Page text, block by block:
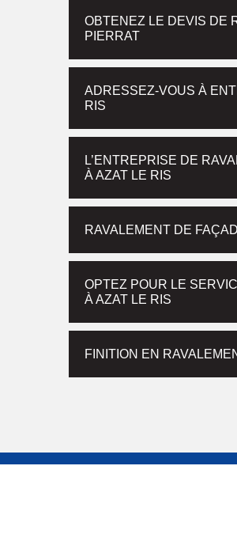
OBTENEZ LE DEVIS DE
PIERRAT
ADRESSEZ-VOUS À
RIS
L’ENTREPRISE DE
À AZAT LE RIS
RAVALEMENT DE
OPTEZ POUR LE
À AZAT LE RIS
FINITION EN